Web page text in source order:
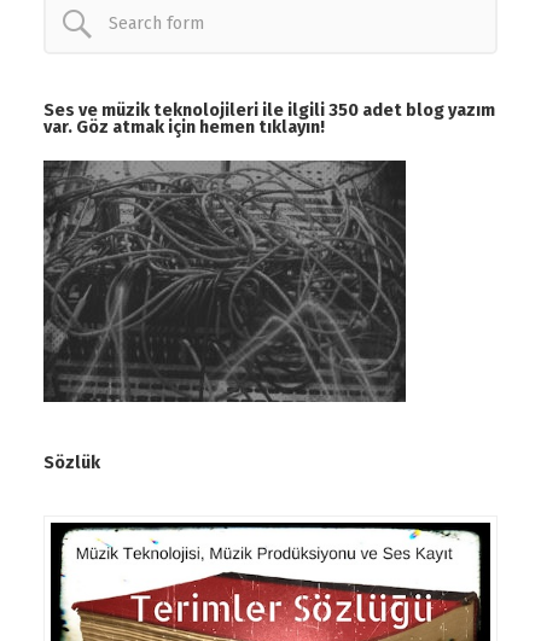
Ses ve müzik teknolojileri ile ilgili 350 adet blog yazım
var. Göz atmak için hemen tıklayın!
Sözlük